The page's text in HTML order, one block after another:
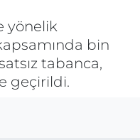
yönelik
bin
tabanca,
geçirildi.